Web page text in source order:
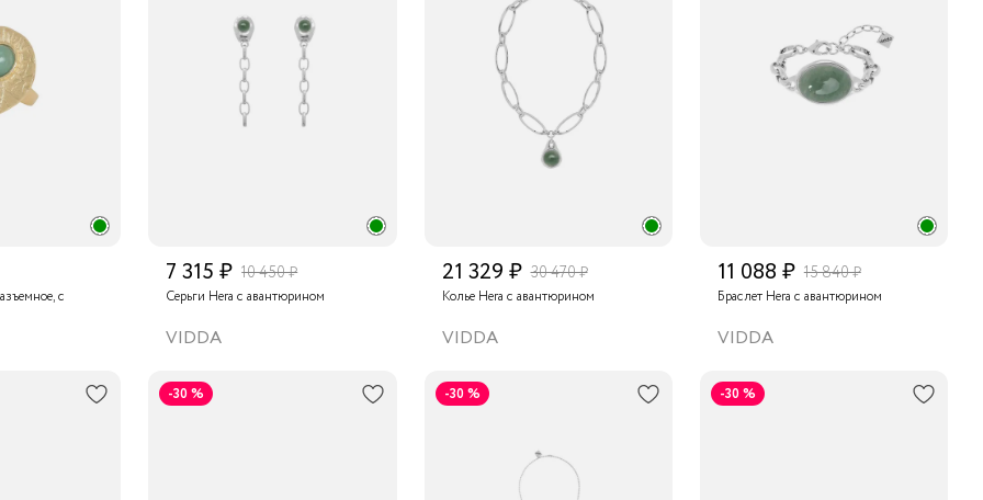
с
7 315 ₽ 10 450 ₽
Серьги Hera с авантюрином
VIDDA
21 329 ₽ 30 470 ₽
Колье Hera с авантюрином
VIDDA
11 088 ₽ 15 840 ₽
Браслет Hera с авантюрином
VIDDA
-30 % -30 % -30 %